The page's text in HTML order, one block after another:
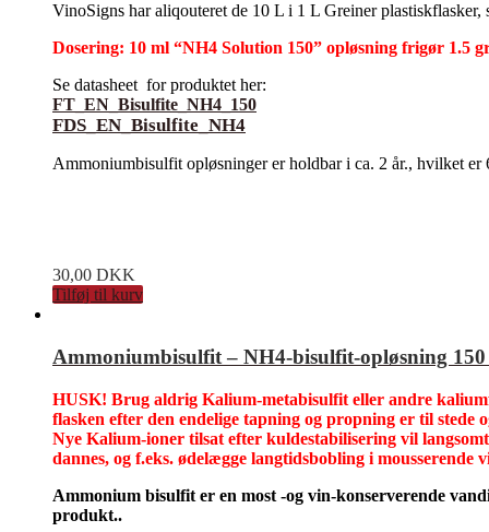
VinoSigns har aliqouteret de 10 L i 1 L Greiner
Dosering: 10 ml “NH4 Solution 150” opløsning frigør 1.5
Se datasheet for produktet her:
FT_EN_Bisulfite_NH4_150
FDS_EN_Bisulfite_NH4
Ammoniumbisulfit opløsninger er holdbar i ca. 2 år., hvilket
30,00 DKK
Tilføj til kurv
Ammoniumbisulfit – NH4-bisulfit-opløsning
HUSK! Brug aldrig Kalium-metabisulfit eller andre
flasken efter den endelige tapning og propning er til stede
Nye Kalium-ioner tilsat efter kuldestabilisering vil
dannes, og f.eks. ødelægge langtidsbobling i
Ammonium bisulfit er en most -og vin-konserverende
produkt..